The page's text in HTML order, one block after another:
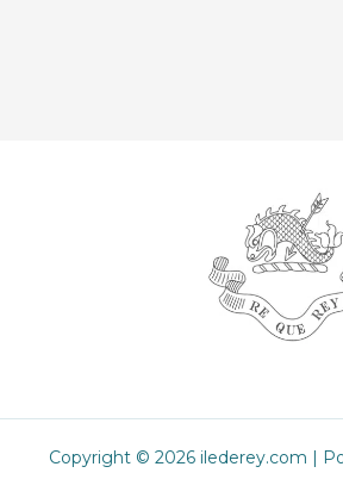
Copyright © 2026 ilederey.com |